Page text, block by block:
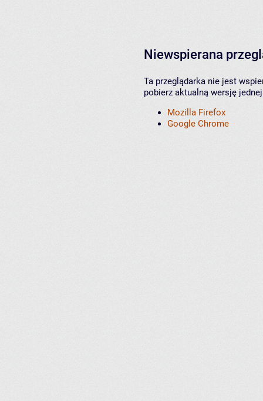
Niewspierana
Ta przeglądarka nie jest
pobierz aktualną wersję
Mozilla Firefox
Google Chrome